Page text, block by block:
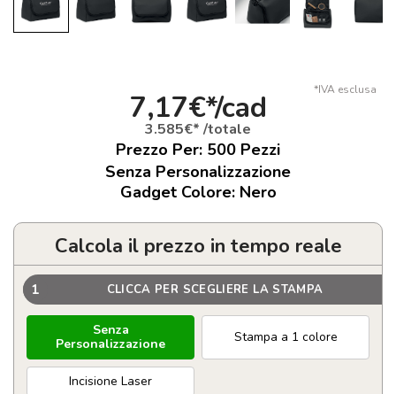
*IVA esclusa
7,17€*/cad
3.585€* /totale
Prezzo Per: 500 Pezzi
Senza Personalizzazione
Gadget Colore: Nero
Calcola il prezzo in tempo reale
1 CLICCA PER SCEGLIERE LA STAMPA
Senza
Personalizzazione
Stampa a 1 colore
Incisione Laser